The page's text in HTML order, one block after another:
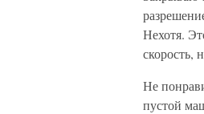
Нехотя.
скорость,
Не
пустой